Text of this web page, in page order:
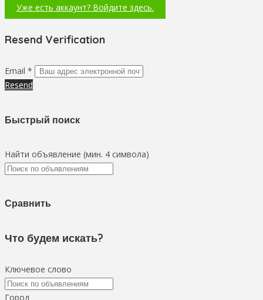
Уже есть аккаунт? Войдите здесь.
Resend Verification
Email *
Resend
Быстрый поиск
Найти объявление (мин. 4 символа)
Сравнить
Что будем искать?
Ключевое слово
Город